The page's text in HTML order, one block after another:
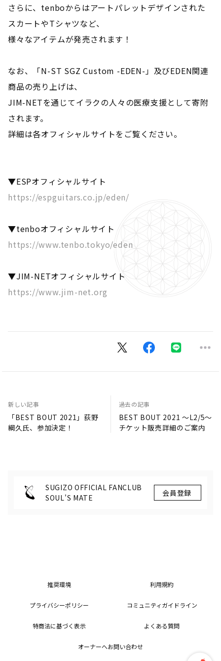
さらに、tenboからはアートパレットデザインされた
スカートやTシャツなど、
様々なアイテムが発売されます！
なお、「N-ST SGZ Custom -EDEN-」及びEDEN関連
商品の売り上げは、
JIM-NETを通じてイラクの人々の医療支援として寄附
されます。
詳細は各オフィシャルサイトをご覧ください。
▼ESPオフィシャルサイト
https://espguitars.co.jp/eden/
▼tenboオフィシャルサイト
https://www.tenbo.tokyo/eden
▼JIM-NETオフィシャルサイト
https://www.jim-net.org
新しい記事
「BEST BOUT 2021」荻野
綱久氏、参加決定！
過去の記事
BEST BOUT 2021 ～L2/5～
チケット販売詳細のご案内
SUGIZO OFFICIAL FANCLUB
SOUL'S MATE
推奨環境 利用規約
プライバシーポリシー コミュニティガイドライン
特商法に基づく表示 よくある質問
オーナーへお問い合わせ